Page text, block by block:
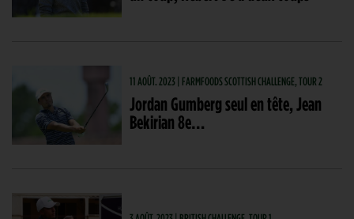
11 AOÛT. 2023 | FARMFOODS SCOTTISH CHALLENGE, TOUR 2
Jordan Gumberg seul en tête, Jean
Bekirian 8e…